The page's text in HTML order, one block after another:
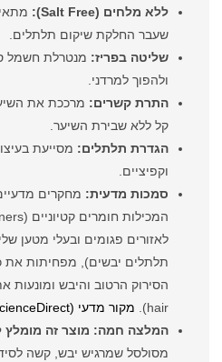
ללא מלחים (Salt Free):
שעבר החלקת שיקום תלתלים.
שליטה בפריז: מנטרלת חשמל
ולהפוך למרדני.
התרת קשרים: מרככת את
קל ללא שבירת השיער.
הגדרת תלתלים: מסייעת
וקפיציים.
סמכות מדעית: מחקרים
לאזורים פגומים ובעלי מטען
תלתלים יבשים), מפחיתות את
hair).
מקור מדעי (ScienceDirect)
המלצה חמה: מוצר זה מומלץ
מסולסל שמרגיש יבש, קשה